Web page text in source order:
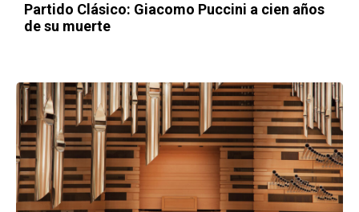
Partido Clásico: Giacomo Puccini a cien años
de su muerte